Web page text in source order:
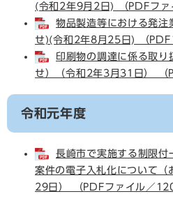
(令和2年9月2日) （PDFファ
物品製造等における発注
せ)(令和2年8月25日) （PDF
印刷物の調達に係る取り
せ）（令和2年3月31日） （
令和元年度
長崎市で実施する制限付
案件の電子入札化について（
29日） （PDFファイル／